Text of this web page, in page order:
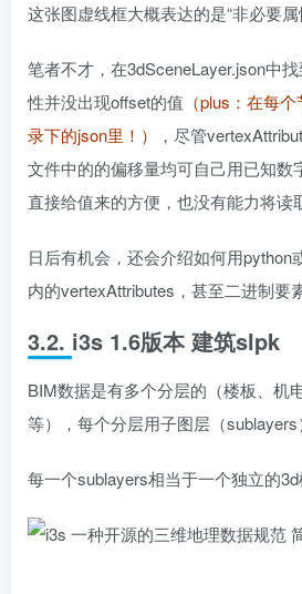
这张图虚线框大概表达的是“非必要属
笔者不才，在3dSceneLayer.json中
性并没出现offset的值 （plus：在每
录下的json里！）
，尽管
文件中的的偏移量均可自己用已知数
直接给值来的方便，也没有能力将读
日后有机会，还会介绍如何用python
内的vertexAttributes，甚至二进制要
3.2. i3s 1.6版本 建筑slpk
BIM数据是有多个分层的（楼板、机
等），每个分层用子图层（sublayers
每一个sublayers相当于一个独立的3d